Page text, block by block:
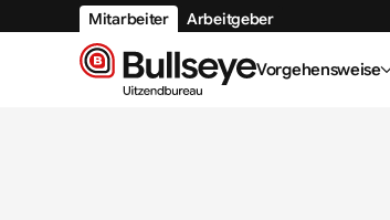
Mitarbeiter Arbeitgeber
Vorgehensweise